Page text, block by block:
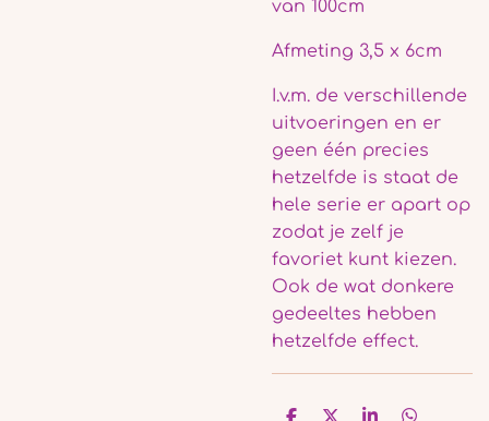
van 100cm
Afmeting 3,5 x 6cm
I.v.m. de verschillende
uitvoeringen en er
geen één precies
hetzelfde is staat de
hele serie er apart op
zodat je zelf je
favoriet kunt kiezen.
Ook de wat donkere
gedeeltes hebben
hetzelfde effect.